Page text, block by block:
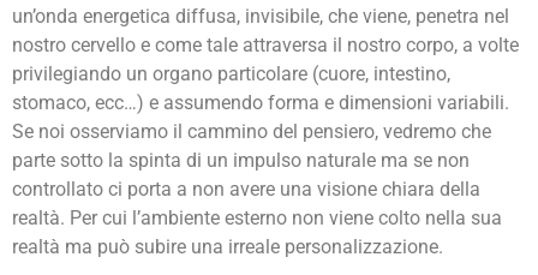
un’onda energetica diffusa, invisibile, che viene, penetra nel
nostro cervello e come tale attraversa il nostro corpo, a volte
privilegiando un organo particolare (cuore, intestino,
stomaco, ecc…) e assumendo forma e dimensioni variabili.
Se noi osserviamo il cammino del pensiero, vedremo che
parte sotto la spinta di un impulso naturale ma se non
controllato ci porta a non avere una visione chiara della
realtà. Per cui l’ambiente esterno non viene colto nella sua
realtà ma può subire una irreale personalizzazione.